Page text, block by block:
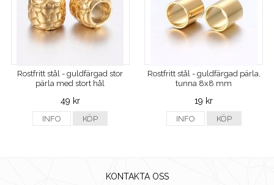
Rostfritt stål - guldfärgad stor
pärla med stort hål
49 kr
INFO KÖP
Rostfritt stål - guldfärgad pärla,
tunna 8x8 mm
19 kr
INFO KÖP
KONTAKTA OSS